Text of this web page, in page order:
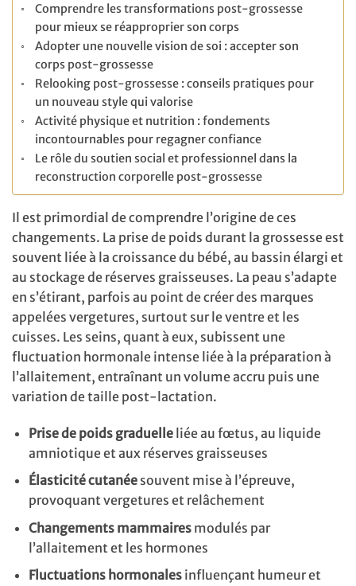
Comprendre les transformations post-grossesse
pour mieux se réapproprier son corps
Adopter une nouvelle vision de soi : accepter son
corps post-grossesse
Relooking post-grossesse : conseils pratiques pour
un nouveau style qui valorise
Activité physique et nutrition : fondements
incontournables pour regagner confiance
Le rôle du soutien social et professionnel dans la
reconstruction corporelle post-grossesse
Il est primordial de comprendre l’origine de ces
changements. La prise de poids durant la grossesse est
souvent liée à la croissance du bébé, au bassin élargi et
au stockage de réserves graisseuses. La peau s’adapte
en s’étirant, parfois au point de créer des marques
appelées vergetures, surtout sur le ventre et les
cuisses. Les seins, quant à eux, subissent une
fluctuation hormonale intense liée à la préparation à
l’allaitement, entraînant un volume accru puis une
variation de taille post-lactation.
Prise de poids graduelleliée au fœtus, au liquide
amniotique et aux réserves graisseuses
Élasticité cutanéesouvent mise à l’épreuve,
provoquant vergetures et relâchement
Changements mammairesmodulés par
l’allaitement et les hormones
Fluctuations hormonalesinfluençant humeur et